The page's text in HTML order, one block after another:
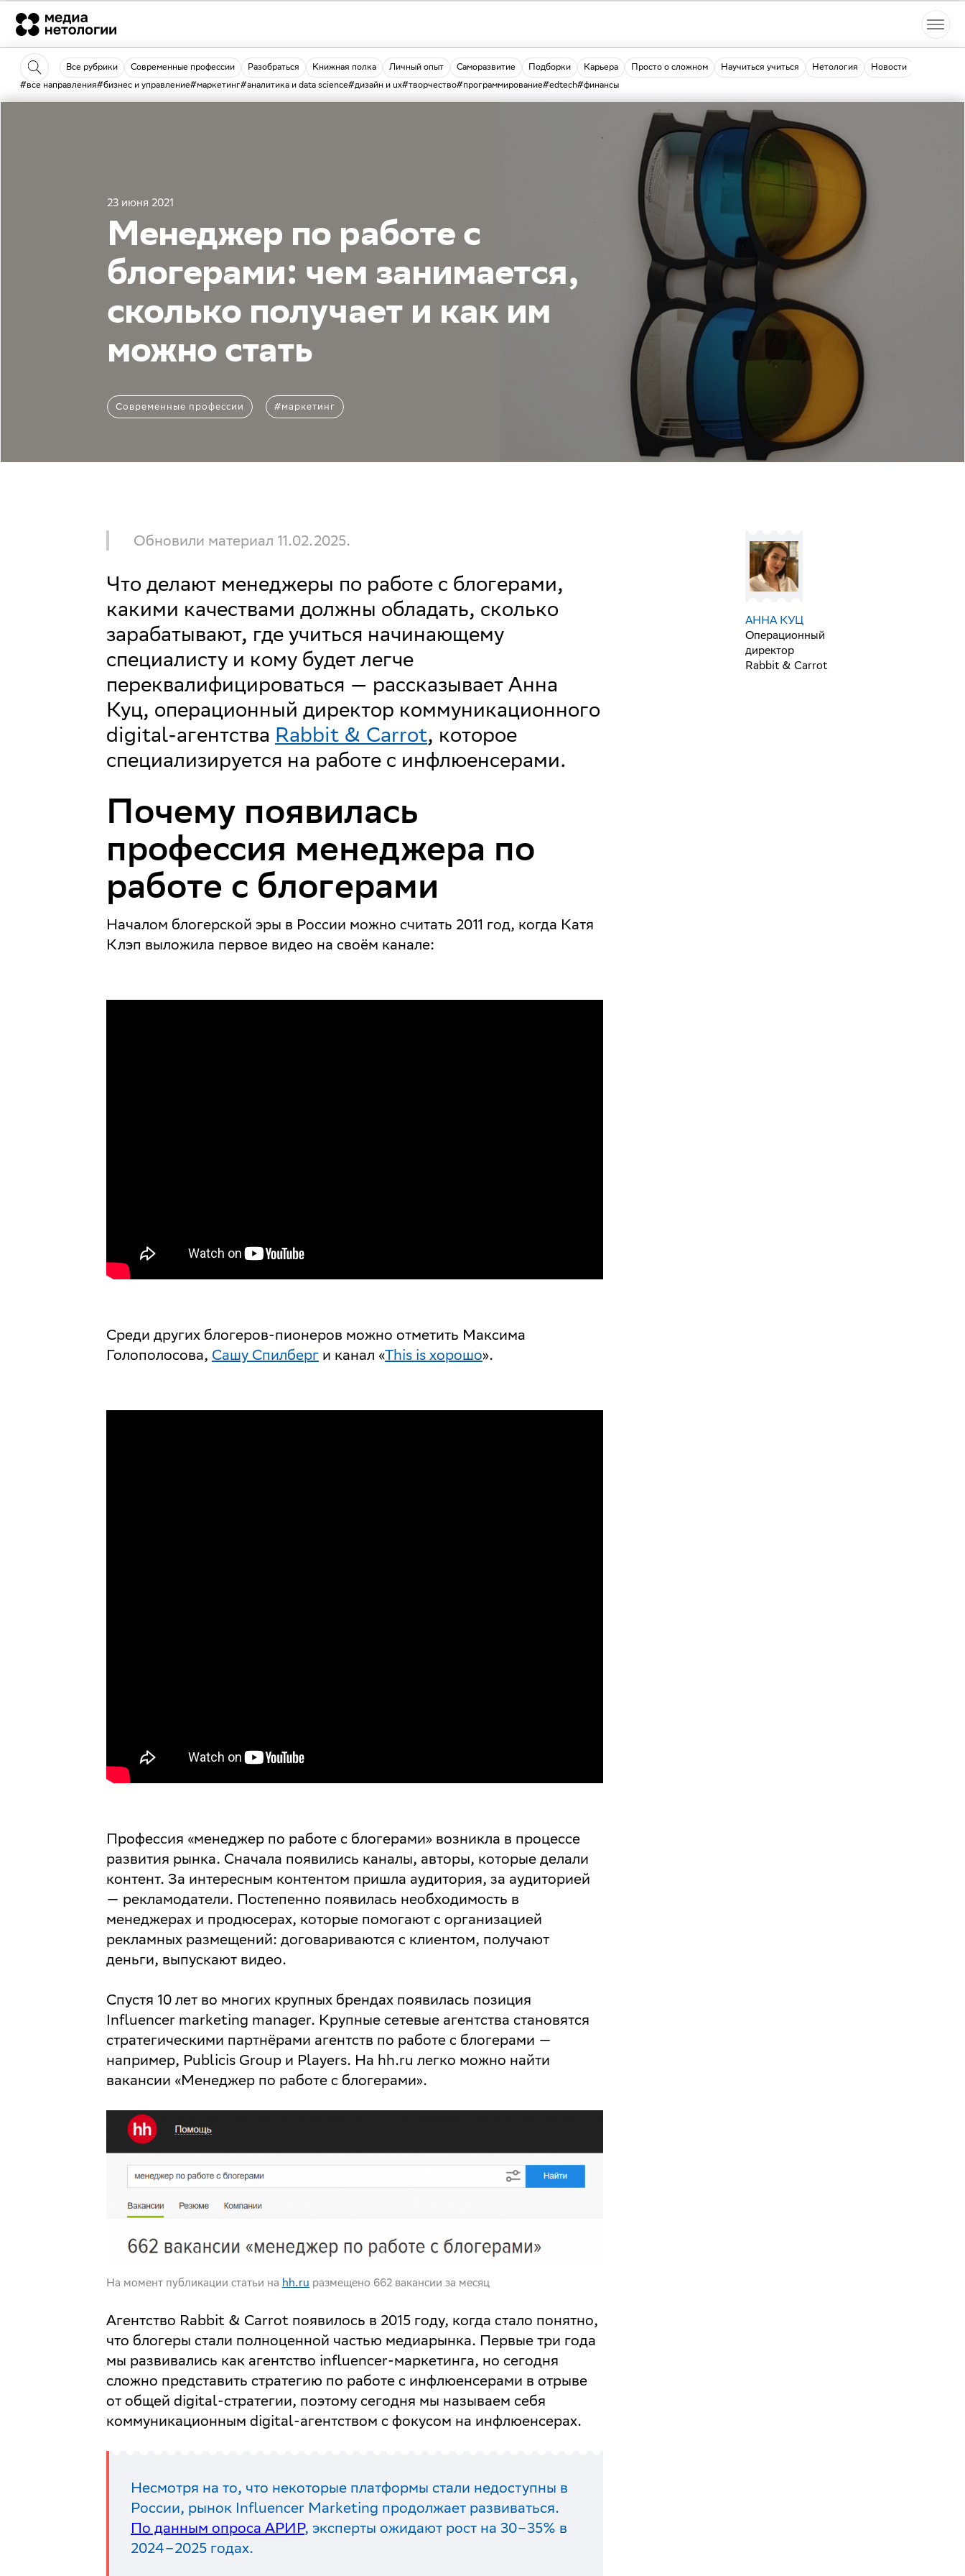
Все рубрики Современные профессии Разобраться Книжная полка Личный опыт Саморазвитие Подборки Карьера Просто о сложном Научиться учиться Нетология
Новости
#все направления#бизнес и управление#маркетинг#аналитика и data science#дизайн и ux#творчество#программирование#edtech#финансы
23 июня 2021
Менеджер по работе с
блогерами: чем занимается,
сколько получает и как им
можно стать
Современные профессии #маркетинг
Обновили материал 11.02.2025.
Что делают менеджеры по работе с блогерами,
какими качествами должны обладать, сколько
зарабатывают, где учиться начинающему
специалисту и кому будет легче
переквалифицироваться — рассказывает Анна
Куц, операционный директор коммуникационного
digital-агентства Rabbit & Carrot, которое
специализируется на работе с инфлюенсерами.
АННА КУЦ
Операционный
директор
Rabbit & Carrot
Почему появилась
профессия менеджера по
работе с блогерами
Началом блогерской эры в России можно считать 2011 год, когда Катя
Клэп выложила первое видео на своём канале:
Среди других блогеров-пионеров можно отметить Максима
Голополосова, Сашу Спилберг и канал «This is хорошо».
Профессия «менеджер по работе с блогерами» возникла в процессе
развития рынка. Сначала появились каналы, авторы, которые делали
контент. За интересным контентом пришла аудитория, за аудиторией
— рекламодатели. Постепенно появилась необходимость в
менеджерах и продюсерах, которые помогают с организацией
рекламных размещений: договариваются с клиентом, получают
деньги, выпускают видео.
Спустя 10 лет во многих крупных брендах появилась позиция
Influencer marketing manager. Крупные сетевые агентства становятся
стратегическими партнёрами агентств по работе с блогерами —
например, Publicis Group и Players. На hh.ru легко можно найти
вакансии «Менеджер по работе с блогерами».
На момент публикации статьи на hh.ru размещено 662 вакансии за месяц
Агентство Rabbit & Carrot появилось в 2015 году, когда стало понятно,
что блогеры стали полноценной частью медиарынка. Первые три года
мы развивались как агентство influencer-маркетинга, но сегодня
сложно представить стратегию по работе с инфлюенсерами в отрыве
от общей digital-стратегии, поэтому сегодня мы называем себя
коммуникационным digital-агентством с фокусом на инфлюенсерах.
Несмотря на то, что некоторые платформы стали недоступны в
России, рынок Influencer Marketing продолжает развиваться.
По данным опроса АРИР, эксперты ожидают рост на 30–35% в
2024–2025 годах.